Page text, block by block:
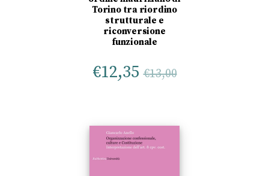
Torino tra riordino
strutturale e
riconversione
funzionale
€12,35 €13,00